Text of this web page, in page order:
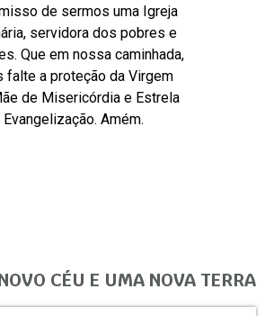
de sermos uma Igreja
servidora dos pobres e
Que em nossa caminhada,
falte a proteção da Virgem
de Misericórdia e Estrela
Evangelização. Amém.
CÉU E UMA NOVA TERRA